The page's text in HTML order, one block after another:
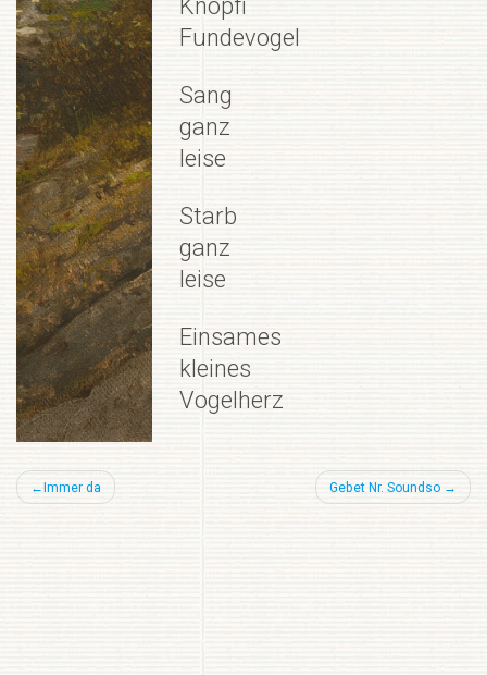
Knöpfi
Fundevogel
Sang
ganz
leise
Starb
ganz
leise
Einsames
kleines
Vogelherz
Beitragsnavigation
Immer da Gebet Nr. Soundso